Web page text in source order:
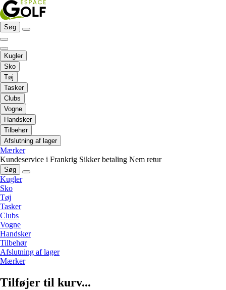
Søg
Kugler
Sko
Tøj
Tasker
Clubs
Vogne
Handsker
Tilbehør
Afslutning af lager
Mærker
Kundeservice i Frankrig Sikker betaling Nem retur
Søg
Kugler
Sko
Tøj
Tasker
Clubs
Vogne
Handsker
Tilbehør
Afslutning af lager
Mærker
Tilføjer til kurv...